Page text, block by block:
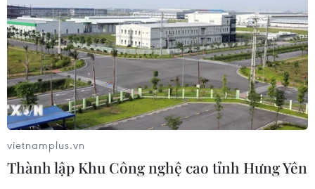
các quỹ đầu cơ lớn của Mỹ
06/08/2026 06:47
Đồng USD trước bước ngoặt do đồng
yen mạnh lên và số liệu việc làm Mỹ
06/08/2026 05:14
vietnamplus.vn
Thành lập Khu Công nghệ cao tỉnh Hưng Yên